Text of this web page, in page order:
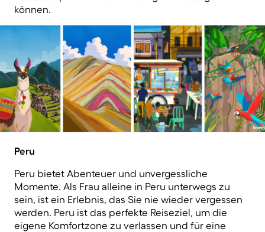
können.
Peru
Peru bietet Abenteuer und unvergessliche
Momente. Als Frau alleine in Peru unterwegs zu
sein, ist ein Erlebnis, das Sie nie wieder vergessen
werden. Peru ist das perfekte Reiseziel, um die
eigene Komfortzone zu verlassen und für eine